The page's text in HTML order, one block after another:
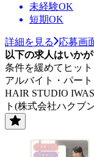
未経験OK
短期OK
詳細を見る
応募画
以下の求人はいか
条件を緩めてヒッ
アルバイト・パート
HAIR STUDIO
ト(株式会社ハクブ